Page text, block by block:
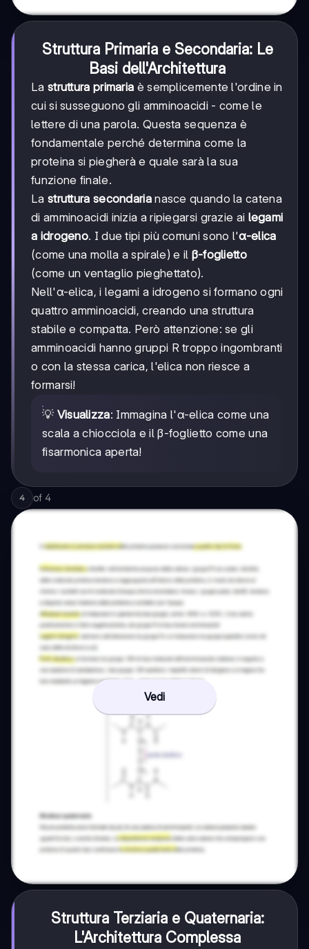
Struttura Primaria e Secondaria: Le
Basi dell'Architettura
La struttura primaria è semplicemente l'ordine in
cui si susseguono gli amminoacidi - come le
lettere di una parola. Questa sequenza è
fondamentale perché determina come la
proteina si piegherà e quale sarà la sua
funzione finale.
La struttura secondarianasce quando la catena
di amminoacidi inizia a ripiegarsi grazie ai legami
a idrogeno. I due tipi più comuni sono l'α-elica
(come una molla a spirale) e il β-foglietto
(come un ventaglio pieghettato).
Nell'α-elica, i legami a idrogeno si formano ogni
quattro amminoacidi, creando una struttura
stabile e compatta. Però attenzione: se gli
amminoacidi hanno gruppi R troppo ingombranti
o con la stessa carica, l'elica non riesce a
formarsi!
💡 Visualizza: Immagina l'α-elica come una
scala a chiocciola e il β-foglietto come una
fisarmonica aperta!
4 of 4
Vedi
Struttura Terziaria e Quaternaria:
L'Architettura Complessa